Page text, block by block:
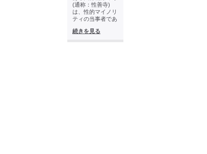
(通称：性善寺)
は、性的マイノリ
ティの当事者であ
続きを見る